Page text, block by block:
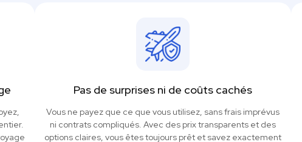
Pas de surprises ni de coûts cachés
Vous ne payez que ce que vous utilisez, sans frais imprévus
ni contrats compliqués. Avec des prix transparents et des
options claires, vous êtes toujours prêt et savez exactement